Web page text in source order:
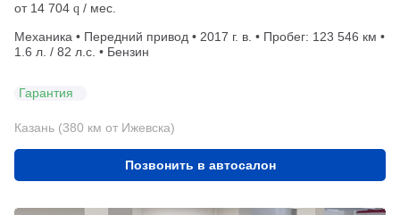
от 14 704 q / мес.
Механика • Передний привод • 2017 г. в. • Пробег: 123 546 км •
1.6 л. / 82 л.с. • Бензин
Гарантия
Казань (380 км от Ижевска)
Позвонить в автосалон